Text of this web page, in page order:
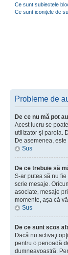
Ce sunt subiectele
Ce sunt iconiţele de
Probleme de
De ce nu mă pot
Acest lucru se
utilizator şi parola.
De asemenea,
Sus
De ce trebuie să
S-ar putea să nu
scrie mesaje.
asociate, mesaje
momente, aşa că
Sus
De ce sunt scos
Dacă nu activaţi
pentru o perioadă
dumneavoastră.